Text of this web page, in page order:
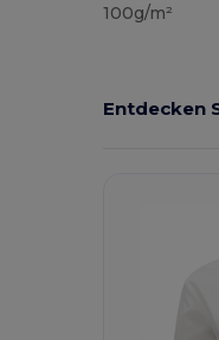
100g/m²
Entdecken